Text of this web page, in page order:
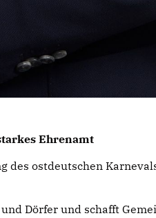
Ehrenamt
des ostdeutschen
Dörfer und schafft